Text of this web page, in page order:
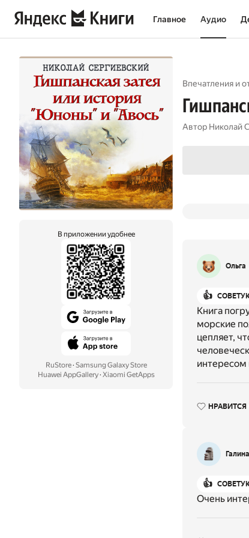
Главное Аудио
В приложении удобнее
RuStore· Samsung Galaxy Store
Huawei AppGallery· Xiaomi GetApps
Впечатления и
Автор Николай
Ольга
👍
Книга
морские
цепляет,
интересом
НРАВИТСЯ
👍
Очень